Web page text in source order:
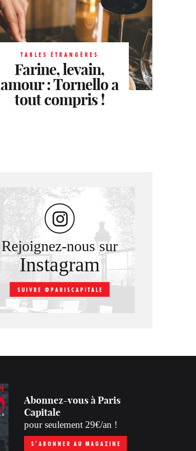
TABLES ÉTRANGÈRES
Farine, levain,
amour : Tornello a
tout compris !
TABLES ÉTRANGÈRES
Casetta, le secret
le mieux gardé de
Neuilly
TABLES ÉTRANGÈRES
Le Patio de
l’Assaggio
Rejoignez-nous sur
Instagram
SUIVRE @PARISCAPITALE
Abonnez-vous à Paris
Capitale
pour seulement 29€/an !
S’ABONNER AU MAGAZINE